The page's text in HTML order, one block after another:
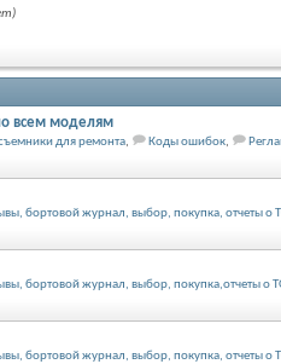
всем моделям
для ремонта, Коды ошибок,
бортовой журнал, выбор, покупка, отчеты о
бортовой журнал, выбор, покупка,отчеты о
бортовой журнал, выбор, покупка, отчеты о